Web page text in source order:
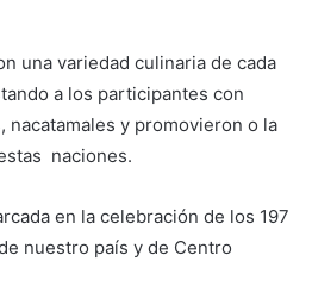
una variedad culinaria de cada
a los participantes con
nacatamales y promovieron o la
naciones.
en la celebración de los 197
nuestro país y de Centro